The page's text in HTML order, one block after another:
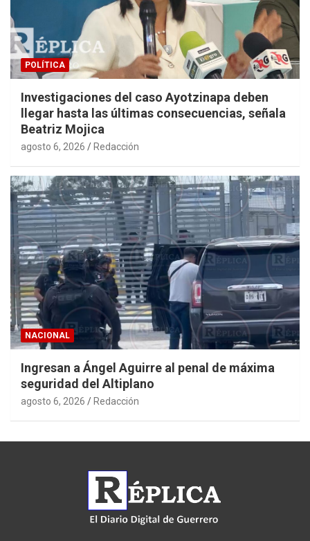
POLÍTICA
Investigaciones del caso Ayotzinapa deben
llegar hasta las últimas consecuencias, señala
Beatriz Mojica
agosto 6, 2026 Redacción
NACIONAL
Ingresan a Ángel Aguirre al penal de máxima
seguridad del Altiplano
agosto 6, 2026 Redacción